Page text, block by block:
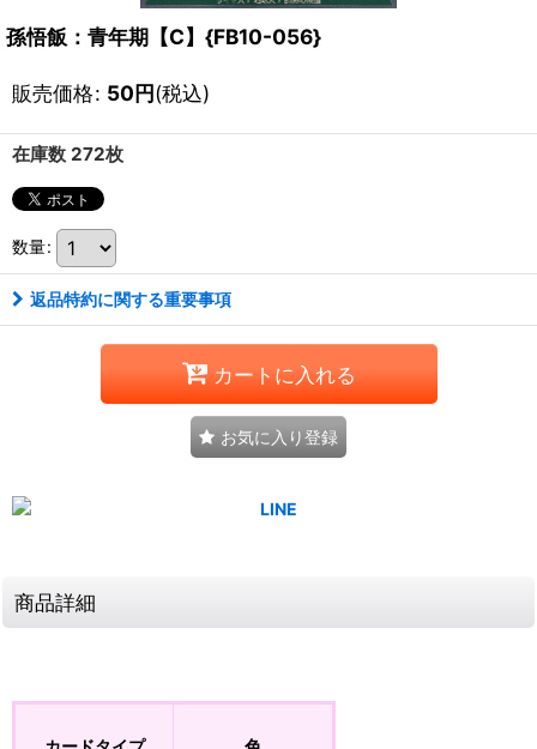
孫悟飯：青年期【C】{FB10-056}
販売価格: 50円(税込)
在庫数 272枚
数量:
返品特約に関する重要事項
カートに入れる
お気に入り登録
商品詳細